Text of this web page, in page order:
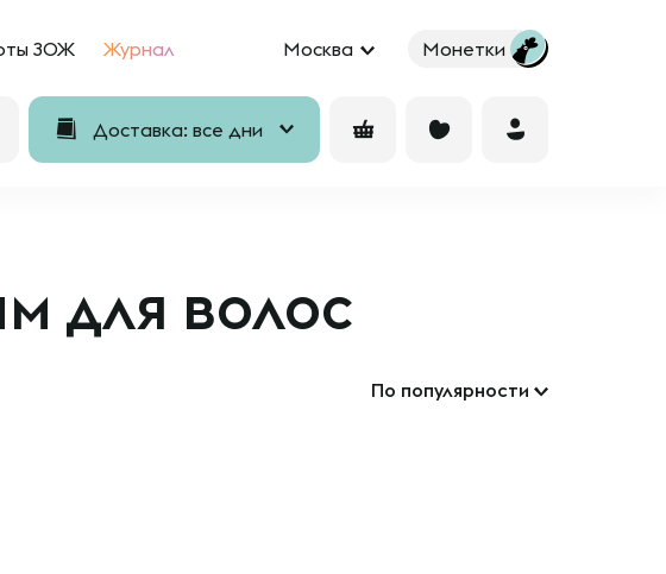
ЗОЖ Журнал Москва Монетки
Доставка: все дни
для волос
По популярности